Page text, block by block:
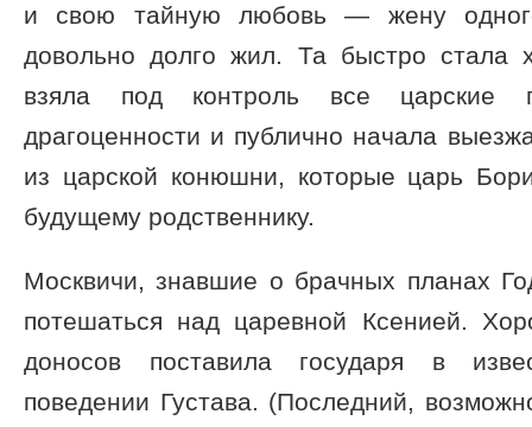
и свою тайную любовь — жену
довольно долго жил. Та быстро стала
взяла под контроль все царские
драгоценности и публично начала
из царской конюшни, которые царь
будущему родственнику.
Москвичи, знавшие о брачных планах
потешаться над царевной Ксенией.
доносов поставила государя в
поведении Густава. (Последний,